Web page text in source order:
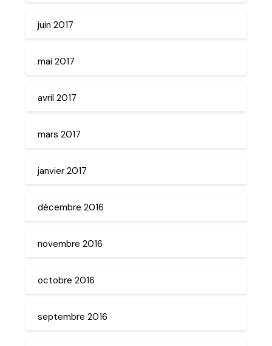
juin 2017
mai 2017
avril 2017
mars 2017
janvier 2017
décembre 2016
novembre 2016
octobre 2016
septembre 2016